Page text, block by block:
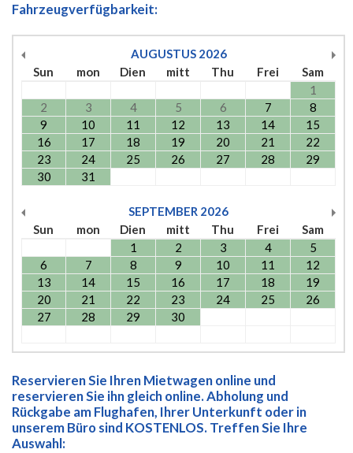
Fahrzeugverfügbarkeit:
AUGUSTUS 2026
Sun
mon Dien mitt Thu Frei
Sam
1
2
3 4 5 6 7
8
9
10 11 12 13 14
15
16
17 18 19 20 21
22
23
24 25 26 27 28
29
30
31
SEPTEMBER 2026
Sun
mon Dien mitt Thu Frei
Sam
1
2 3 4
5
6
7 8 9 10 11
12
13
14 15 16 17 18
19
20
21 22 23 24 25
26
27
28 29 30
Reservieren Sie Ihren Mietwagen online und
reservieren Sie ihn gleich online. Abholung und
Rückgabe am Flughafen, Ihrer Unterkunft oder in
unserem Büro sind KOSTENLOS. Treffen Sie Ihre
Auswahl: